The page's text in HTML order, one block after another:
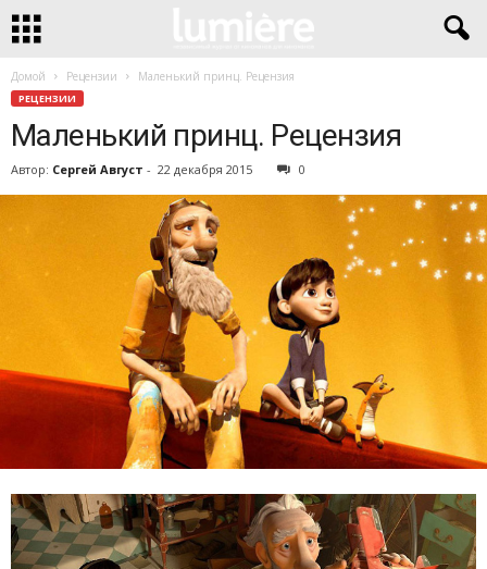
Домой Рецензии Маленький принц. Рецензия
РЕЦЕНЗИИ
Маленький принц. Рецензия
Автор: Сергей Август - 22 декабря 2015 0